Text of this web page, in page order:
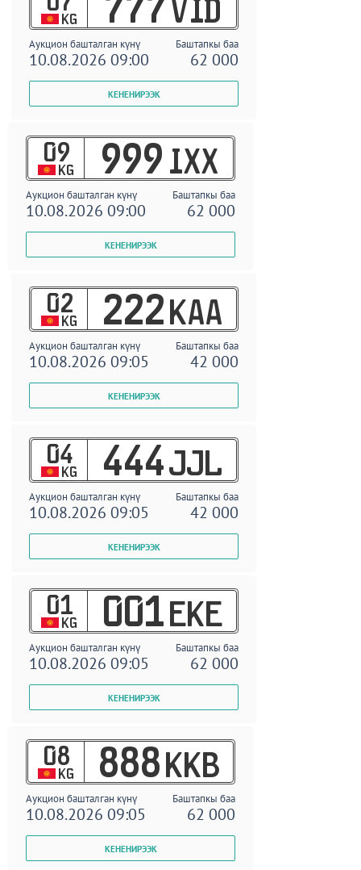
KG 777 VID
Аукцион башталган күнү Баштапкы баа
10.08.2026 09:00 62 000
09
KG 999 IXX
Аукцион башталган күнү Баштапкы баа
10.08.2026 09:00 62 000
02
KG 222 KAA
Аукцион башталган күнү Баштапкы баа
10.08.2026 09:05 42 000
04
KG 444 JJL
Аукцион башталган күнү Баштапкы баа
10.08.2026 09:05 42 000
01
KG 001 EKE
Аукцион башталган күнү Баштапкы баа
10.08.2026 09:05 62 000
08
KG 888 KKB
Аукцион башталган күнү Баштапкы баа
10.08.2026 09:05 62 000